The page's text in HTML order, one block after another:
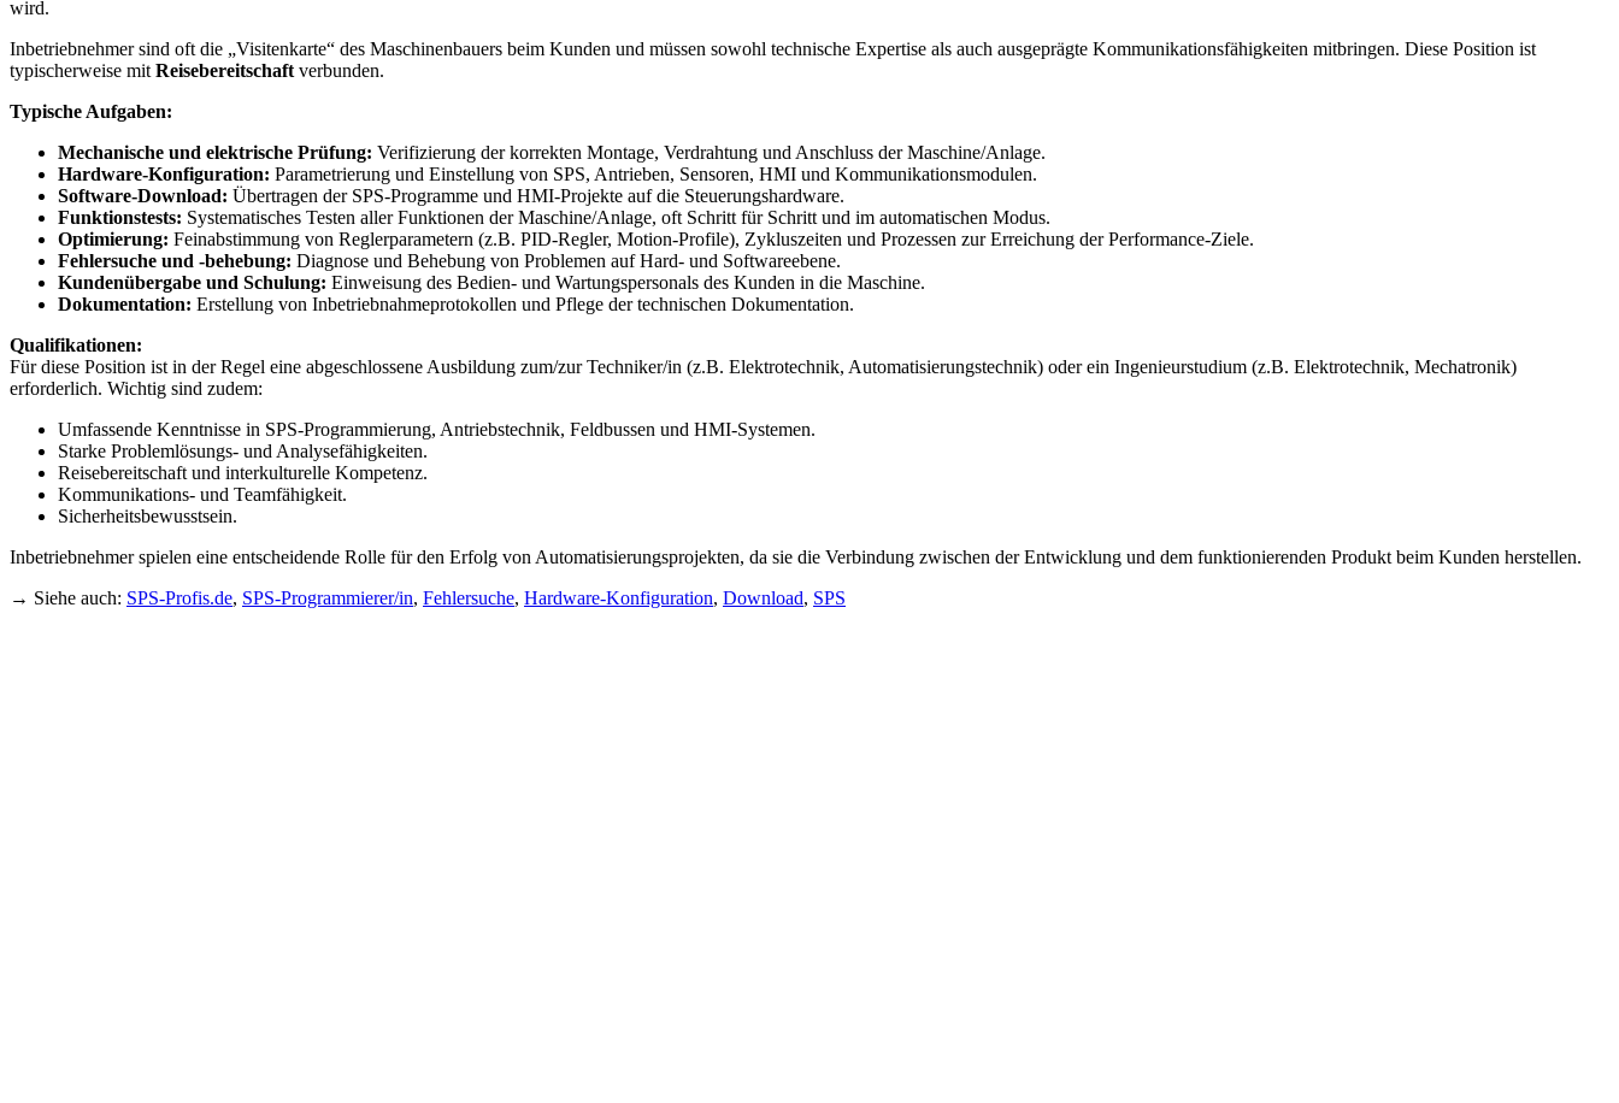
wird.
Inbetriebnehmer sind oft die „Visitenkarte“ des Maschinenbauers beim Kunden und müssen sowohl technische Expertise als auch ausgeprägte Kommunikationsfähigkeiten mitbringen. Diese Position ist
typischerweise mit Reisebereitschaft verbunden.
Typische Aufgaben:
Mechanische und elektrische Prüfung: Verifizierung der korrekten Montage, Verdrahtung und Anschluss der Maschine/Anlage.
Hardware-Konfiguration: Parametrierung und Einstellung von SPS, Antrieben, Sensoren, HMI und Kommunikationsmodulen.
Software-Download: Übertragen der SPS-Programme und HMI-Projekte auf die Steuerungshardware.
Funktionstests: Systematisches Testen aller Funktionen der Maschine/Anlage, oft Schritt für Schritt und im automatischen Modus.
Optimierung: Feinabstimmung von Reglerparametern (z.B. PID-Regler, Motion-Profile), Zykluszeiten und Prozessen zur Erreichung der Performance-Ziele.
Fehlersuche und -behebung: Diagnose und Behebung von Problemen auf Hard- und Softwareebene.
Kundenübergabe und Schulung: Einweisung des Bedien- und Wartungspersonals des Kunden in die Maschine.
Dokumentation: Erstellung von Inbetriebnahmeprotokollen und Pflege der technischen Dokumentation.
Qualifikationen:
Für diese Position ist in der Regel eine abgeschlossene Ausbildung zum/zur Techniker/in (z.B. Elektrotechnik, Automatisierungstechnik) oder ein Ingenieurstudium (z.B. Elektrotechnik, Mechatronik)
erforderlich. Wichtig sind zudem:
Umfassende Kenntnisse in SPS-Programmierung, Antriebstechnik, Feldbussen und HMI-Systemen.
Starke Problemlösungs- und Analysefähigkeiten.
Reisebereitschaft und interkulturelle Kompetenz.
Kommunikations- und Teamfähigkeit.
Sicherheitsbewusstsein.
Inbetriebnehmer spielen eine entscheidende Rolle für den Erfolg von Automatisierungsprojekten, da sie die Verbindung zwischen der Entwicklung und dem funktionierenden Produkt beim Kunden herstellen.
→ Siehe auch: SPS-Profis.de, SPS-Programmierer/in, Fehlersuche, Hardware-Konfiguration, Download, SPS